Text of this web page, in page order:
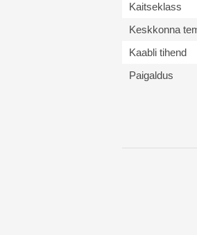
Kaitseklass
Keskkonna
Kaabli tihend
Paigaldus